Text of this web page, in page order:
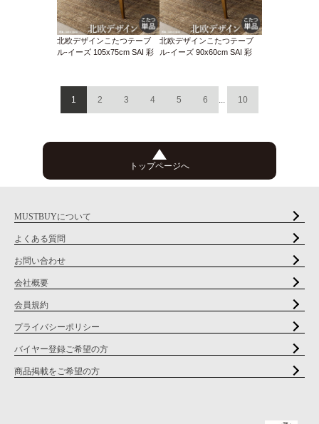
北欧デザインこたつテーブ
ル-イーズ 105x75cm SAI 彩
北欧デザインこたつテーブ
ル-イーズ 90x60cm SAI 彩
1 2 3 4 5 6 ... 10
トップページへ
MUSTBUYについて
よくある質問
お問い合わせ
会社概要
会員規約
プライバシーポリシー
バイヤー登録ご希望の方
商品掲載をご希望の方